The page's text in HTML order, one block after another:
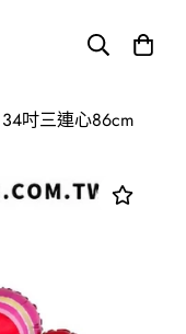
34吋三連心86cm